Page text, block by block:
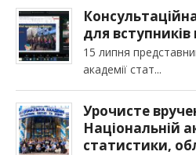
для вступників
15 липня
академії стат
Урочисте
Національній
статистики,